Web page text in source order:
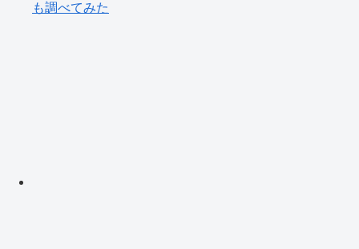
も調べてみた